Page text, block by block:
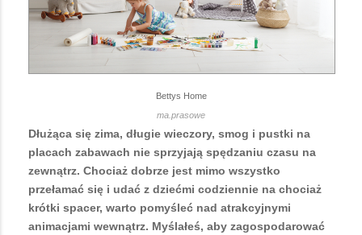
Bettys Home
ma.prasowe
Dłużąca się zima, długie wieczory, smog i pustki na
placach zabawach nie sprzyjają spędzaniu czasu na
zewnątrz. Chociaż dobrze jest mimo wszystko
przełamać się i udać z dziećmi codziennie na chociaż
krótki spacer, warto pomyśleć nad atrakcyjnymi
animacjami wewnątrz. Myślałeś, aby zagospodarować